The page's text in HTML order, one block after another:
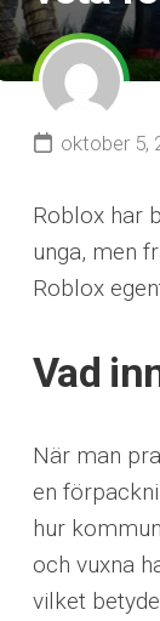
oktober 5,
Roblox har
unga, men
Roblox
Vad
När man
en
hur
och vuxna
vilket